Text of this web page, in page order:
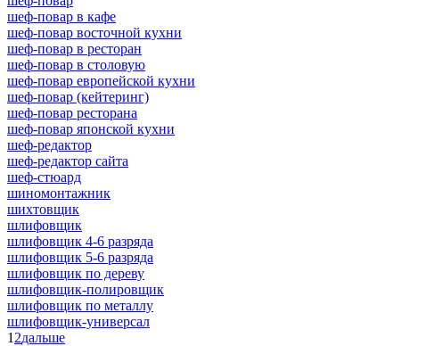
шеф-повар в кафе
шеф-повар восточной кухни
шеф-повар в ресторан
шеф-повар в столовую
шеф-повар европейской кухни
шеф-повар (кейтеринг)
шеф-повар ресторана
шеф-повар японской кухни
шеф-редактор
шеф-редактор сайта
шеф-стюард
шиномонтажник
шихтовщик
шлифовщик
шлифовщик 4-6 разряда
шлифовщик 5-6 разряда
шлифовщик по дереву
шлифовщик-полировщик
шлифовщик по металлу
шлифовщик-универсал
1 2дальше